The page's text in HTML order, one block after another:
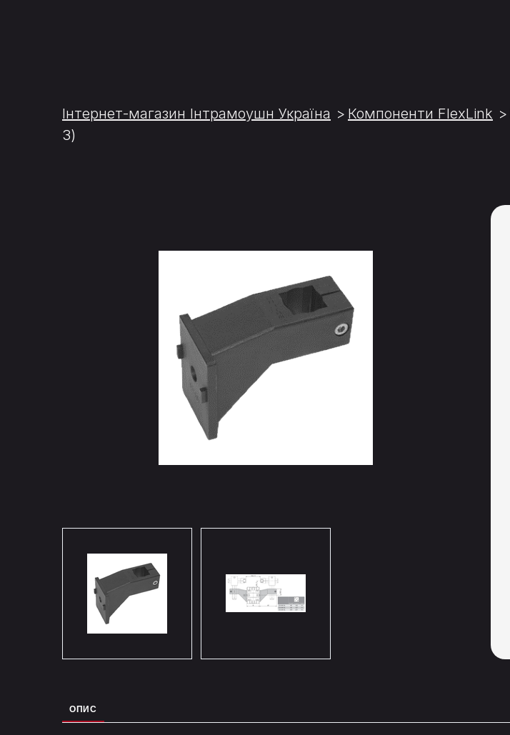
Інтернет-магазин Інтрамоушн Україна Компоненти FlexLink
3)
ОПИС